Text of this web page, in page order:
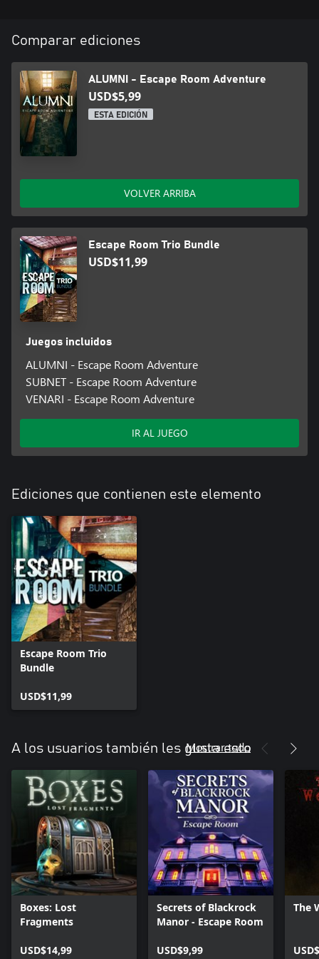
Comparar ediciones
ALUMNI - Escape Room Adventure
USD$5,99
ESTA EDICIÓN
VOLVER ARRIBA
Escape Room Trio Bundle
USD$11,99
Juegos incluidos
ALUMNI - Escape Room Adventure
SUBNET - Escape Room Adventure
VENARI - Escape Room Adventure
IR AL JUEGO
Ediciones que contienen este elemento
Escape Room Trio
Bundle
USD$11,99
A los usuarios también les gusta esto
Mostrar todo
Boxes: Lost
Fragments
USD$14,99
Secrets of Blackrock
Manor - Escape Room
USD$9,99
The